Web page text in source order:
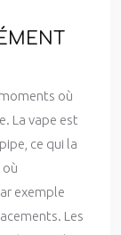
où
La vape est
ce qui la
exemple
Les